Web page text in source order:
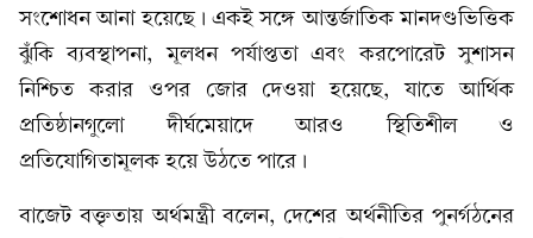
সংশোধন আনা হয়েছে। একই সঙ্গে আন্তর্জাতিক মানদণ্ডভিত্তিক
ঝুঁকি ব্যবস্থাপনা, মূলধন পর্যাপ্ততা এবং করপোরেট সুশাসন
নিশ্চিত করার ওপর জোর দেওয়া হয়েছে, যাতে আর্থিক
প্রতিষ্ঠানগুলো দীর্ঘমেয়াদে আরও স্থিতিশীল ও
প্রতিযোগিতামূলক হয়ে উঠতে পারে।
বাজেট বক্তৃতায় অর্থমন্ত্রী বলেন, দেশের অর্থনীতির পুনর্গঠনের